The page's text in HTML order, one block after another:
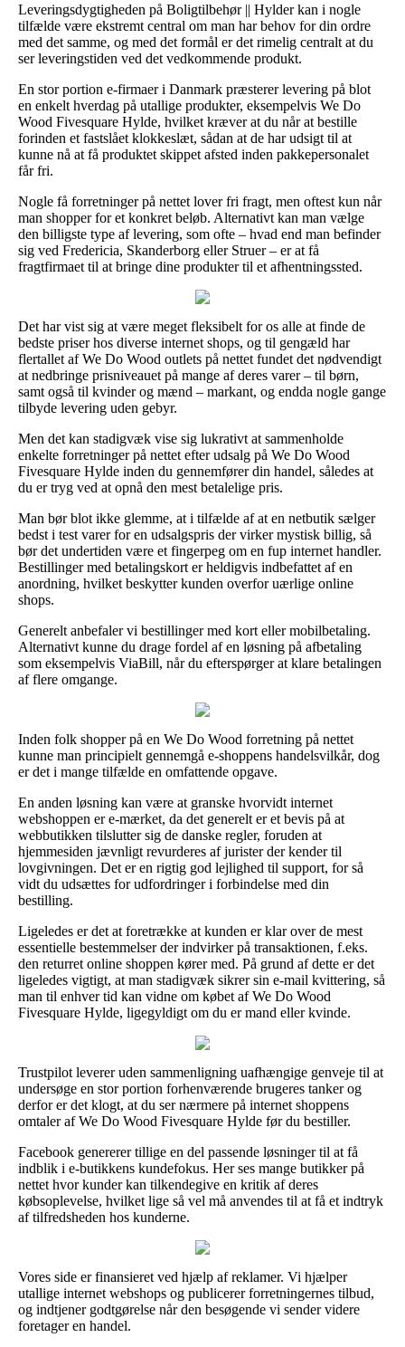
Leveringsdygtigheden på Boligtilbehør || Hylder kan i nogle
tilfælde være ekstremt central om man har behov for din ordre
med det samme, og med det formål er det rimelig centralt at du
ser leveringstiden ved det vedkommende produkt.
En stor portion e-firmaer i Danmark præsterer levering på blot
en enkelt hverdag på utallige produkter, eksempelvis We Do
Wood Fivesquare Hylde, hvilket kræver at du når at bestille
forinden et fastslået klokkeslæt, sådan at de har udsigt til at
kunne nå at få produktet skippet afsted inden pakkepersonalet
får fri.
Nogle få forretninger på nettet lover fri fragt, men oftest kun når
man shopper for et konkret beløb. Alternativt kan man vælge
den billigste type af levering, som ofte – hvad end man befinder
sig ved Fredericia, Skanderborg eller Struer – er at få
fragtfirmaet til at bringe dine produkter til et afhentningssted.
Det har vist sig at være meget fleksibelt for os alle at finde de
bedste priser hos diverse internet shops, og til gengæld har
flertallet af We Do Wood outlets på nettet fundet det nødvendigt
at nedbringe prisniveauet på mange af deres varer – til børn,
samt også til kvinder og mænd – markant, og endda nogle gange
tilbyde levering uden gebyr.
Men det kan stadigvæk vise sig lukrativt at sammenholde
enkelte forretninger på nettet efter udsalg på We Do Wood
Fivesquare Hylde inden du gennemfører din handel, således at
du er tryg ved at opnå den mest betalelige pris.
Man bør blot ikke glemme, at i tilfælde af at en netbutik sælger
bedst i test varer for en udsalgspris der virker mystisk billig, så
bør det undertiden være et fingerpeg om en fup internet handler.
Bestillinger med betalingskort er heldigvis indbefattet af en
anordning, hvilket beskytter kunden overfor uærlige online
shops.
Generelt anbefaler vi bestillinger med kort eller mobilbetaling.
Alternativt kunne du drage fordel af en løsning på afbetaling
som eksempelvis ViaBill, når du efterspørger at klare betalingen
af flere omgange.
Inden folk shopper på en We Do Wood forretning på nettet
kunne man principielt gennemgå e-shoppens handelsvilkår, dog
er det i mange tilfælde en omfattende opgave.
En anden løsning kan være at granske hvorvidt internet
webshoppen er e-mærket, da det generelt er et bevis på at
webbutikken tilslutter sig de danske regler, foruden at
hjemmesiden jævnligt revurderes af jurister der kender til
lovgivningen. Det er en rigtig god lejlighed til support, for så
vidt du udsættes for udfordringer i forbindelse med din
bestilling.
Ligeledes er det at foretrække at kunden er klar over de mest
essentielle bestemmelser der indvirker på transaktionen, f.eks.
den returret online shoppen kører med. På grund af dette er det
ligeledes vigtigt, at man stadigvæk sikrer sin e-mail kvittering, så
man til enhver tid kan vidne om købet af We Do Wood
Fivesquare Hylde, ligegyldigt om du er mand eller kvinde.
Trustpilot leverer uden sammenligning uafhængige genveje til at
undersøge en stor portion forhenværende brugeres tanker og
derfor er det klogt, at du ser nærmere på internet shoppens
omtaler af We Do Wood Fivesquare Hylde før du bestiller.
Facebook genererer tillige en del passende løsninger til at få
indblik i e-butikkens kundefokus. Her ses mange butikker på
nettet hvor kunder kan tilkendegive en kritik af deres
købsoplevelse, hvilket lige så vel må anvendes til at få et indtryk
af tilfredsheden hos kunderne.
Vores side er finansieret ved hjælp af reklamer. Vi hjælper
utallige internet webshops og publicerer forretningernes tilbud,
og indtjener godtgørelse når den besøgende vi sender videre
foretager en handel.